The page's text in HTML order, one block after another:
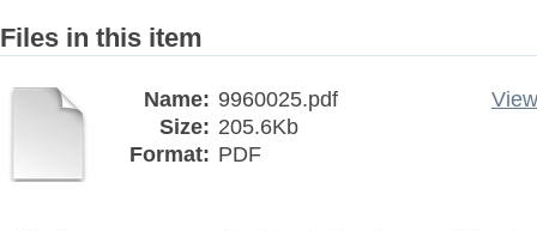
Files in this item
Name: 9960025.pdf
Size: 205.6Kb
Format: PDF